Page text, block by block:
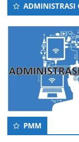
ADMINISTRASI
PMM